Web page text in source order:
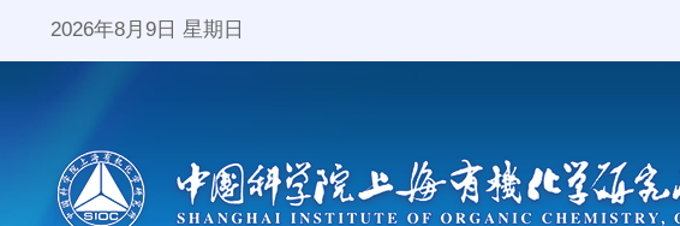
2026年8月9日 星期日